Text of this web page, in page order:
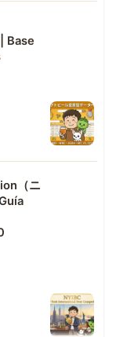
Base
（ニ